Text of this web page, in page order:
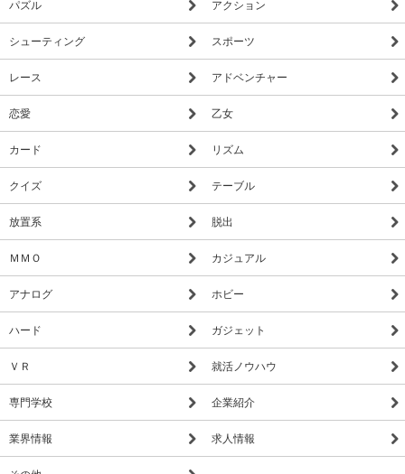
パズル アクション
シューティング スポーツ
レース アドベンチャー
恋愛 乙女
カード リズム
クイズ テーブル
放置系 脱出
ＭＭＯ カジュアル
アナログ ホビー
ハード ガジェット
ＶＲ 就活ノウハウ
専門学校 企業紹介
業界情報 求人情報